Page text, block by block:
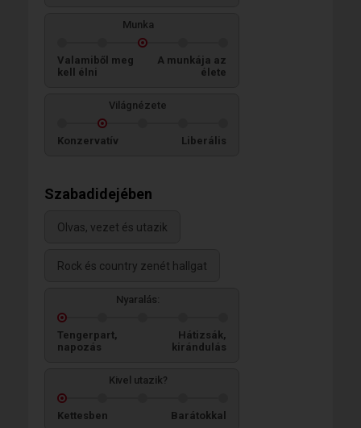
Munka
Valamiből meg
kell élni
A munkája az
élete
Világnézete
Konzervatív Liberális
Szabadidejében
Olvas, vezet és utazik
Rock és country zenét hallgat
Nyaralás:
Tengerpart,
napozás
Hátizsák,
kirándulás
Kivel utazik?
Kettesben Barátokkal